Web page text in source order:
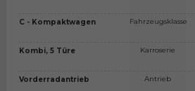
C - Kompaktwagen
Kombi, 5 Türe
Vorderradantrieb
Fahrzeugsklasse
Karroserie
Antrieb